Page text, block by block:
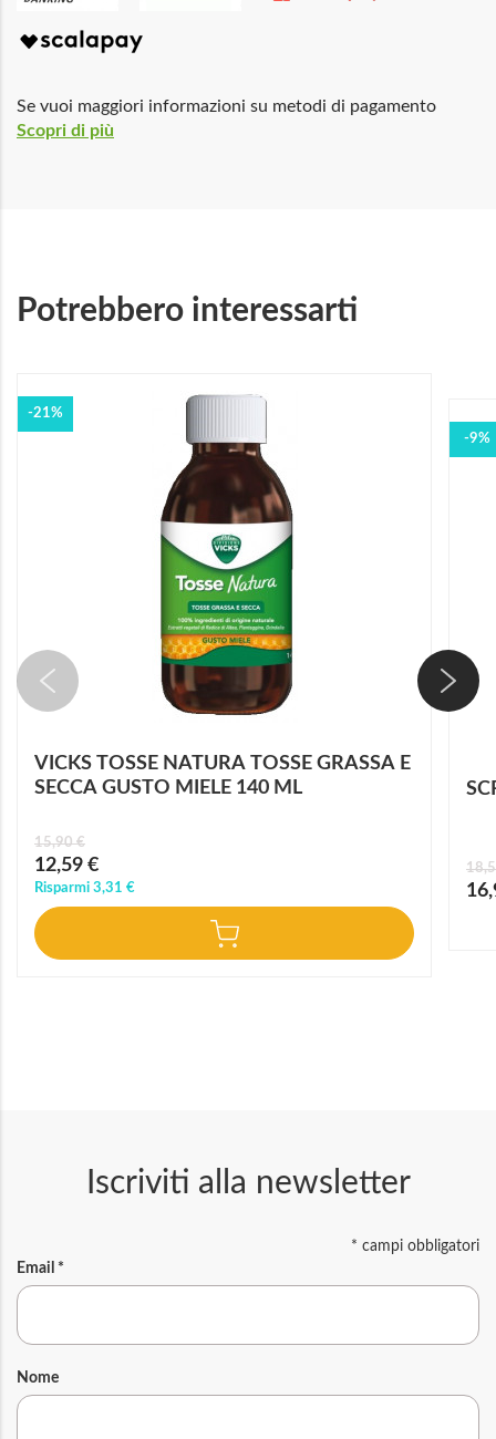
Se vuoi maggiori informazioni su metodi di pagamento
Scopri di più
Potrebbero interessarti
-21%
VICKS TOSSE NATURA TOSSE GRASSA E
SECCA GUSTO MIELE 140 ML
Prezzo
speciale
12,59 €
15,90 €
Risparmi 3,31 €
-9%
Iscriviti alla newsletter
* campi obbligatori
Email *
Nome